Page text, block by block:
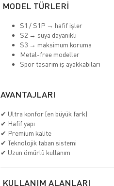
MODEL TÜRLERİ
S1 / S1P → hafif işler
S2 → suya dayanıklı
S3 → maksimum koruma
Metal-free modeller
Spor tasarım iş ayakkabıları
AVANTAJLARI
✔ Ultra konfor (en büyük fark)
✔ Hafif yapı
✔ Premium kalite
✔ Teknolojik taban sistemi
✔ Uzun ömürlü kullanım
KULLANIM ALANLARI